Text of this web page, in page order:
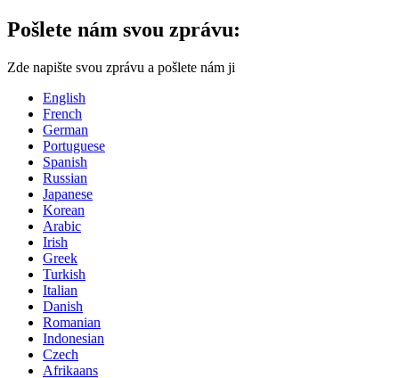
Pošlete nám svou zprávu:
Zde napište svou zprávu a pošlete nám ji
English
French
German
Portuguese
Spanish
Russian
Japanese
Korean
Arabic
Irish
Greek
Turkish
Italian
Danish
Romanian
Indonesian
Czech
Afrikaans